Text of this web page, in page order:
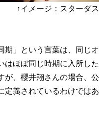
スターダス
期」という言葉は、同じオ
はほぼ同じ時期に入所した
が、櫻井翔さんの場合、公
定義されているわけではあ